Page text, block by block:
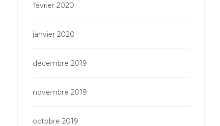
février 2020
janvier 2020
décembre 2019
novembre 2019
octobre 2019